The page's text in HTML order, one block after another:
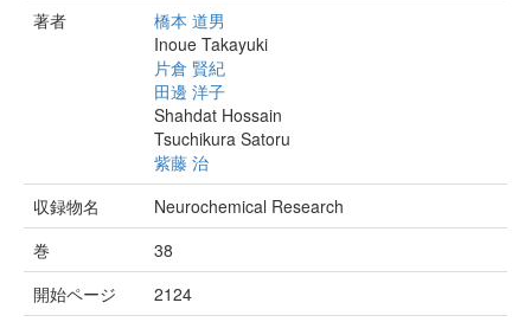
著者
橋本 道男
Inoue Takayuki
片倉 賢紀
田邊 洋子
Shahdat Hossain
Tsuchikura Satoru
紫藤 治
収録物名
Neurochemical Research
巻
38
開始ページ
2124